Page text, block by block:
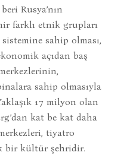
Rusya’nın
farklı etnik grupları
sahip olması,
açıdan baş
sahip olmasıyla
17 milyon olan
kat be kat daha
tiyatro
bir kültür şehridir.